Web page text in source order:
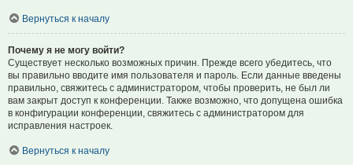
Вернуться к началу
Почему я не могу войти?
Существует несколько возможных причин. Прежде всего убедитесь, что
вы правильно вводите имя пользователя и пароль. Если данные введены
правильно, свяжитесь с администратором, чтобы проверить, не был ли
вам закрыт доступ к конференции. Также возможно, что допущена ошибка
в конфигурации конференции, свяжитесь с администратором для
исправления настроек.
Вернуться к началу